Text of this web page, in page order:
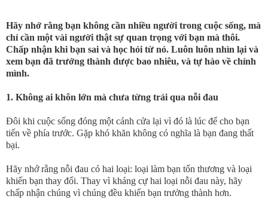
Hãy nhớ rằng bạn không cần nhiều người trong cuộc sống, mà
chỉ cần một vài người thật sự quan trọng với bạn mà thôi.
Chấp nhận khi bạn sai và học hỏi từ nó. Luôn luôn nhìn lại và
xem bạn đã trưởng thành được bao nhiêu, và tự hào về chính
mình.
1. Không ai khôn lớn mà chưa từng trải qua nỗi đau
Đôi khi cuộc sống đóng một cánh cửa lại vì đó là lúc để cho bạn
tiến về phía trước. Gặp khó khăn không có nghĩa là bạn đang thất
bại.
Hãy nhớ rằng nỗi đau có hai loại: loại làm bạn tổn thương và loại
khiến bạn thay đổi. Thay vì kháng cự hai loại nỗi đau này, hãy
chấp nhận chúng vì chúng đều khiến bạn trưởng thành hơn.